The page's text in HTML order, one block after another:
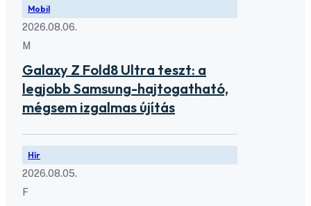
Mobil
2026.08.06.
M
Galaxy Z Fold8 Ultra teszt: a
legjobb Samsung-hajtogatható,
mégsem izgalmas újítás
Hír
2026.08.05.
F